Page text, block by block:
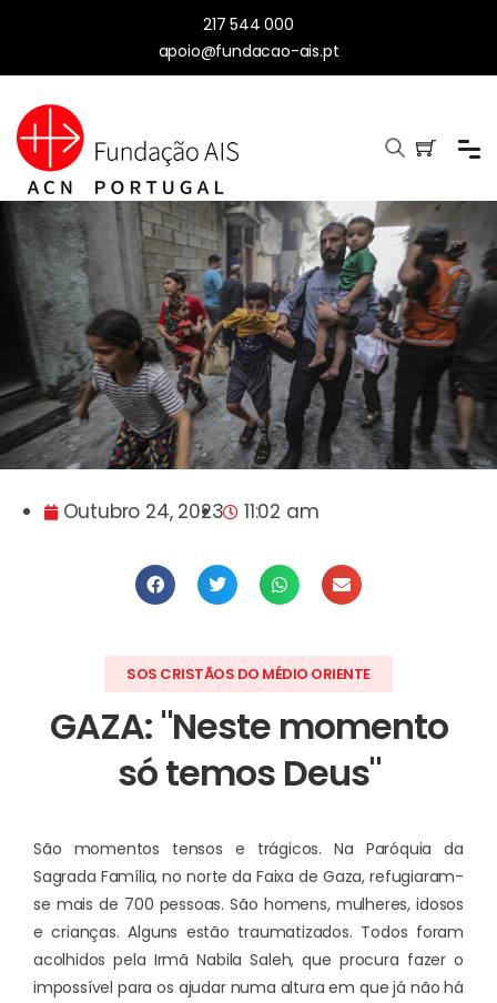
217 544 000
apoio@fundacao-ais.pt
Outubro 24, 2023 11:02 am
SOS CRISTÃOS DO MÉDIO ORIENTE
GAZA: "Neste momento
só temos Deus"
São momentos tensos e trágicos. Na Paróquia da
Sagrada Família, no norte da Faixa de Gaza, refugiaram-
se mais de 700 pessoas. São homens, mulheres, idosos
e crianças. Alguns estão traumatizados. Todos foram
acolhidos pela Irmã Nabila Saleh, que procura fazer o
impossível para os ajudar numa altura em que já não há